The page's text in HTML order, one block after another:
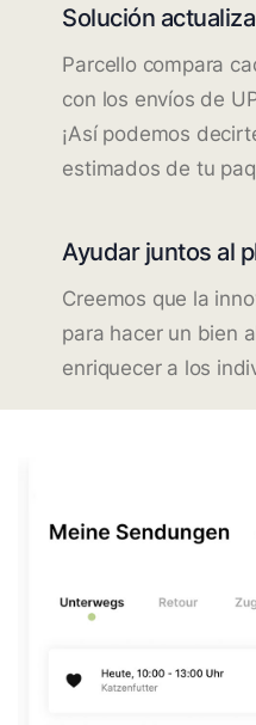
Solución
Parcello compara
con los envíos de
¡Así podemos
estimados de tu
Ayudar juntos al
Creemos que la
para hacer un bien
enriquecer a los